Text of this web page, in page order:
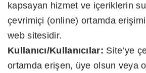
kapsayan hizmet ve içeriklerin
çevrimiçi (online) ortamda
web sitesidir.
Kullanıcı/Kullanıcılar: Site’ye
ortamda erişen, üye olsun veya